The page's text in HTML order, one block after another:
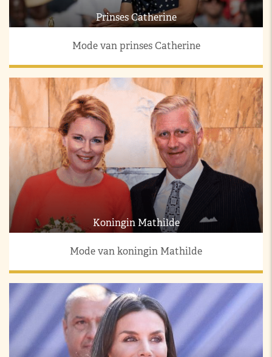
Prinses Catherine
Mode van prinses Catherine
Koningin Mathilde
Mode van koningin Mathilde